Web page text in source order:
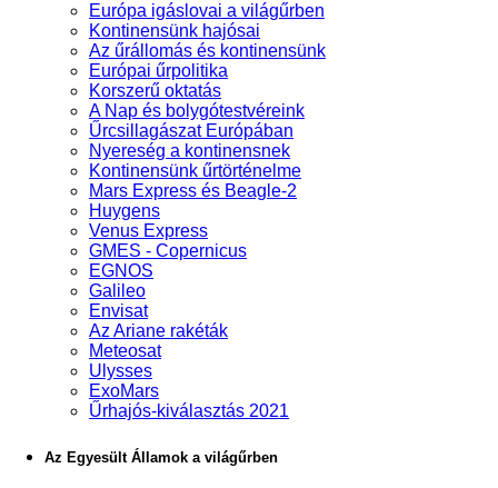
Európa igáslovai a világűrben
Kontinensünk hajósai
Az űrállomás és kontinensünk
Európai űrpolitika
Korszerű oktatás
A Nap és bolygótestvéreink
Űrcsillagászat Európában
Nyereség a kontinensnek
Kontinensünk űrtörténelme
Mars Express és Beagle-2
Huygens
Venus Express
GMES - Copernicus
EGNOS
Galileo
Envisat
Az Ariane rakéták
Meteosat
Ulysses
ExoMars
Űrhajós-kiválasztás 2021
Az Egyesült Államok a világűrben